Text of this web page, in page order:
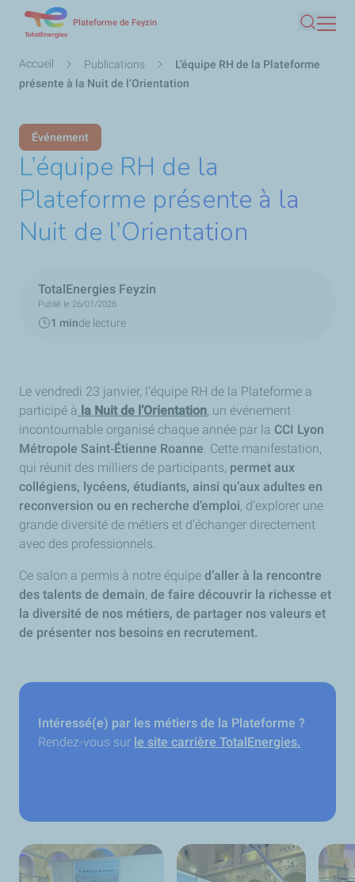
contenu
principal
Plateforme de Feyzin
Fil
d'Ariane
Accueil Publications
L’équipe RH de la Plateforme
présente à la Nuit de l’Orientation
Événement
L’équipe RH de la
Plateforme présente à la
Nuit de l’Orientation
TotalEnergies Feyzin
Publié le 26/01/2026
1 minde lecture
Le vendredi 23 janvier, l’équipe RH de la Plateforme a
participé à la Nuit de l’Orientation, un événement
incontournable organisé chaque année par la CCI Lyon
Métropole Saint‑Étienne Roanne. Cette manifestation,
qui réunit des milliers de participants, permet aux
collégiens, lycéens, étudiants, ainsi qu’aux adultes en
reconversion ou en recherche d’emploi, d’explorer une
grande diversité de métiers et d’échanger directement
avec des professionnels.
Ce salon a permis à notre équipe d’aller à la rencontre
des talents de demain, de faire découvrir la richesse et
la diversité de nos métiers, de partager nos valeurs et
de présenter nos besoins en recrutement.
Intéressé(e) par les métiers de la Plateforme ?
Rendez-vous sur le site carrière TotalEnergies.